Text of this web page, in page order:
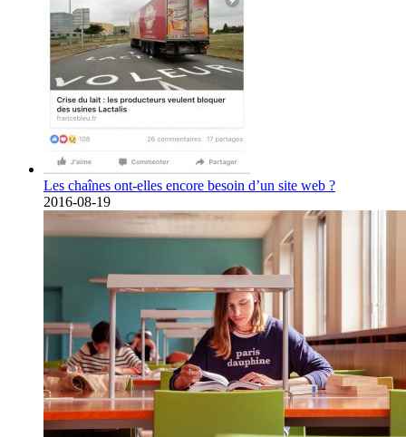
Les chaînes ont-elles encore besoin d’un site web ?
2016-08-19